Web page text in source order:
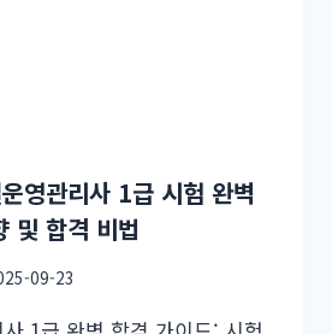
영관리사 1급 시험 완벽
및 합격 비법
09-23